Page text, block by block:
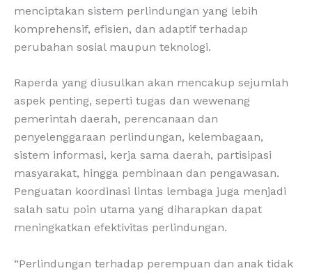
menciptakan sistem perlindungan yang lebih
komprehensif, efisien, dan adaptif terhadap
perubahan sosial maupun teknologi.
Raperda yang diusulkan akan mencakup sejumlah
aspek penting, seperti tugas dan wewenang
pemerintah daerah, perencanaan dan
penyelenggaraan perlindungan, kelembagaan,
sistem informasi, kerja sama daerah, partisipasi
masyarakat, hingga pembinaan dan pengawasan.
Penguatan koordinasi lintas lembaga juga menjadi
salah satu poin utama yang diharapkan dapat
meningkatkan efektivitas perlindungan.
“Perlindungan terhadap perempuan dan anak tidak